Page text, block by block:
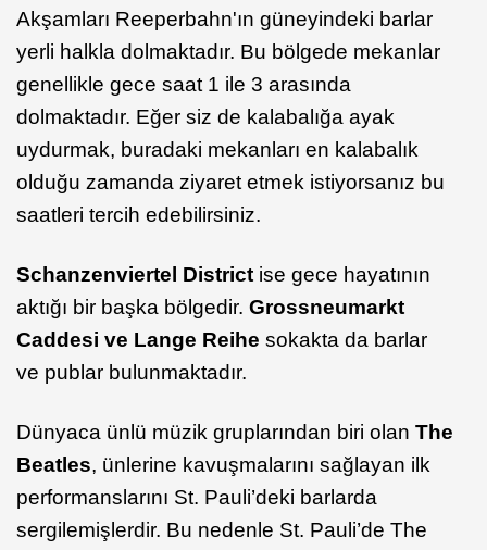
Akşamları Reeperbahn'ın güneyindeki barlar
yerli halkla dolmaktadır. Bu bölgede mekanlar
genellikle gece saat 1 ile 3 arasında
dolmaktadır. Eğer siz de kalabalığa ayak
uydurmak, buradaki mekanları en kalabalık
olduğu zamanda ziyaret etmek istiyorsanız bu
saatleri tercih edebilirsiniz.
Schanzenviertel District ise gece hayatının
aktığı bir başka bölgedir. Grossneumarkt
Caddesi ve Lange Reihe sokakta da barlar
ve publar bulunmaktadır.
Dünyaca ünlü müzik gruplarından biri olan The
Beatles, ünlerine kavuşmalarını sağlayan ilk
performanslarını St. Pauli’deki barlarda
sergilemişlerdir. Bu nedenle St. Pauli’de The